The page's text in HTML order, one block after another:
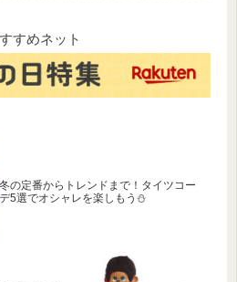
。
亜の殿堂」の物語をご覧くだ
さい。
すめネット
冬の定番からトレンドまで！タイツコー
デ5選でオシャレを楽しもう⛄️